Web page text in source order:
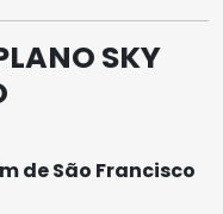
SKY
de São Francisco